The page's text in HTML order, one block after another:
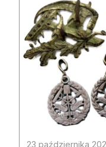
23 października